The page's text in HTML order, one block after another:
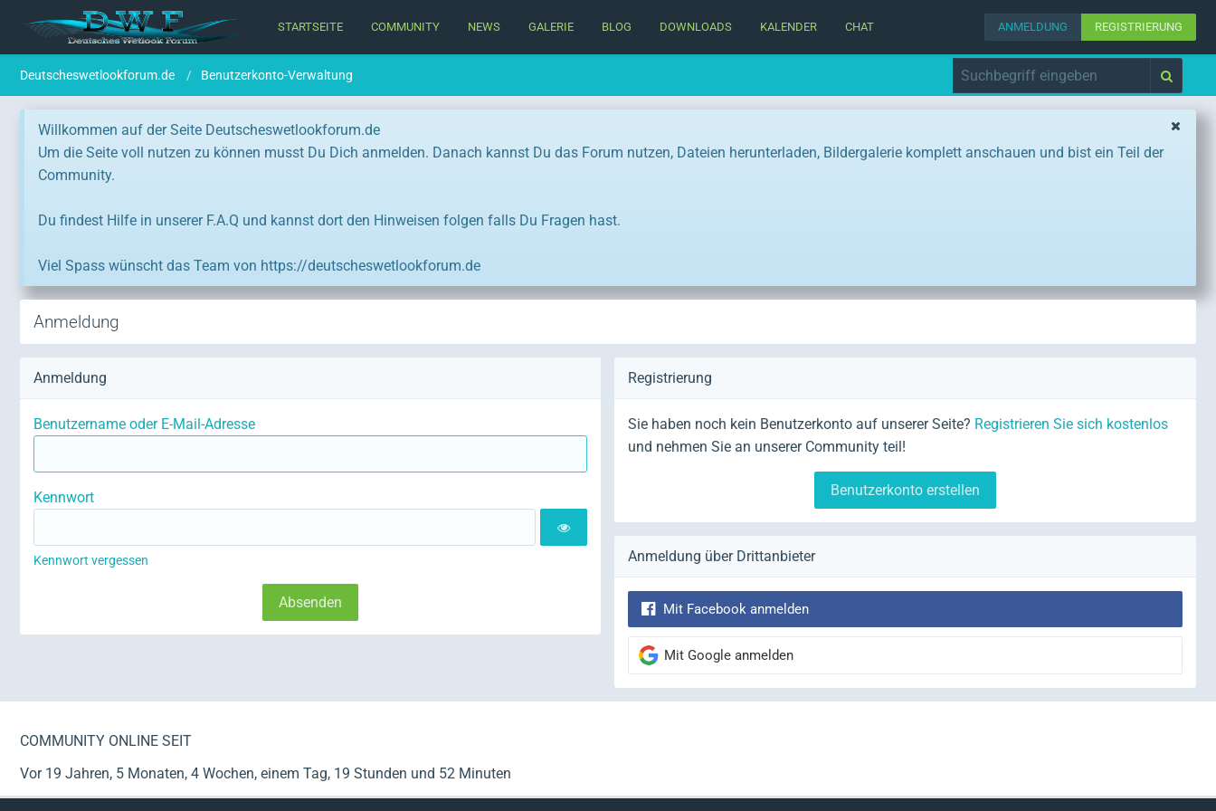
STARTSEITE COMMUNITY NEWS GALERIE BLOG DOWNLOADS KALENDER CHAT ANMELDUNG REGISTRIERUNG
Deutscheswetlookforum.de Benutzerkonto-Verwaltung
Willkommen auf der Seite Deutscheswetlookforum.de
Um die Seite voll nutzen zu können musst Du Dich anmelden. Danach kannst Du das Forum nutzen, Dateien herunterladen, Bildergalerie komplett anschauen und bist ein Teil der
Community.
Du findest Hilfe in unserer F.A.Q und kannst dort den Hinweisen folgen falls Du Fragen hast.
Viel Spass wünscht das Team von https://deutscheswetlookforum.de
Anmeldung
Anmeldung
Benutzername oder E-Mail-Adresse
Kennwort
Kennwort vergessen
Registrierung
Sie haben noch kein Benutzerkonto auf unserer Seite? Registrieren Sie sich kostenlos
und nehmen Sie an unserer Community teil!
Benutzerkonto erstellen
Anmeldung über Drittanbieter
Mit Facebook anmelden
Mit Google anmelden
COMMUNITY ONLINE SEIT
Vor 19 Jahren, 5 Monaten, 4 Wochen, einem Tag, 19 Stunden und 52 Minuten